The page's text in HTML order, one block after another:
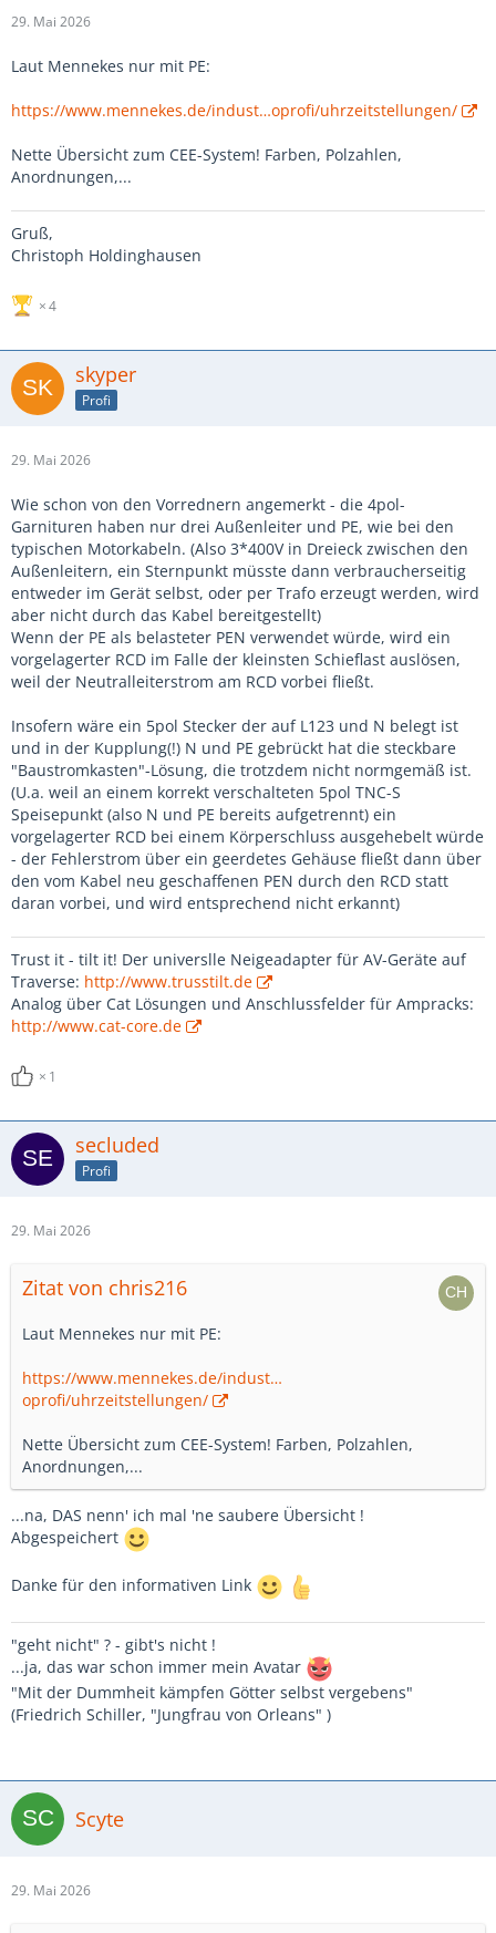
29. Mai 2026
Laut Mennekes nur mit PE:
https://www.mennekes.de/indust…oprofi/uhrzeitstellungen/
Nette Übersicht zum CEE-System! Farben, Polzahlen,
Anordnungen,...
Gruß,
Christoph Holdinghausen
4
skyper
Profi
29. Mai 2026
Wie schon von den Vorrednern angemerkt - die 4pol-
Garnituren haben nur drei Außenleiter und PE, wie bei den
typischen Motorkabeln. (Also 3*400V in Dreieck zwischen den
Außenleitern, ein Sternpunkt müsste dann verbraucherseitig
entweder im Gerät selbst, oder per Trafo erzeugt werden, wird
aber nicht durch das Kabel bereitgestellt)
Wenn der PE als belasteter PEN verwendet würde, wird ein
vorgelagerter RCD im Falle der kleinsten Schieflast auslösen,
weil der Neutralleiterstrom am RCD vorbei fließt.
Insofern wäre ein 5pol Stecker der auf L123 und N belegt ist
und in der Kupplung(!) N und PE gebrückt hat die steckbare
"Baustromkasten"-Lösung, die trotzdem nicht normgemäß ist.
(U.a. weil an einem korrekt verschalteten 5pol TNC-S
Speisepunkt (also N und PE bereits aufgetrennt) ein
vorgelagerter RCD bei einem Körperschluss ausgehebelt würde
- der Fehlerstrom über ein geerdetes Gehäuse fließt dann über
den vom Kabel neu geschaffenen PEN durch den RCD statt
daran vorbei, und wird entsprechend nicht erkannt)
Trust it - tilt it! Der universlle Neigeadapter für AV-Geräte auf
Traverse: http://www.trusstilt.de
Analog über Cat Lösungen und Anschlussfelder für Ampracks:
http://www.cat-core.de
1
secluded
Profi
29. Mai 2026
Zitat von chris216
Laut Mennekes nur mit PE:
https://www.mennekes.de/indust…
oprofi/uhrzeitstellungen/
Nette Übersicht zum CEE-System! Farben, Polzahlen,
Anordnungen,...
...na, DAS nenn' ich mal 'ne saubere Übersicht !
Abgespeichert
Danke für den informativen Link
"geht nicht" ? - gibt's nicht !
...ja, das war schon immer mein Avatar
"Mit der Dummheit kämpfen Götter selbst vergebens"
(Friedrich Schiller, "Jungfrau von Orleans" )
Scyte
29. Mai 2026